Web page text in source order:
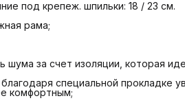
под крепеж. шпильки: 18 / 23 см.
рама;
шума за счет изоляции, которая
специальной прокладке
комфортным;